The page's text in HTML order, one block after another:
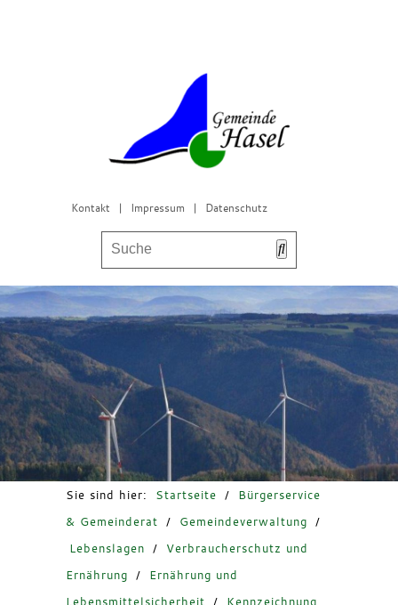
Kontakt | Impressum | Datenschutz
Bürgerservice & Gemeinderat
Leben in Hasel
Freizeit & Tourismus
Sie sind hier: Startseite /
Bürgerservice
& Gemeinderat
/ Gemeindeverwaltung
/
Lebenslagen
/
Verbraucherschutz und
Ernährung
/
Ernährung und
Lebensmittelsicherheit
/
Kennzeichnung